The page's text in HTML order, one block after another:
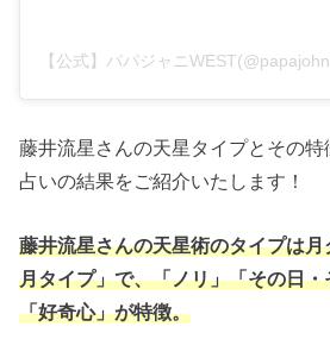
藤井流星さんの天星タイプとその
占いの結果をご紹介いたします！
藤井流星さんの天星術のタイプは
月タイプ」で、「ノリ」「その日
「好奇心」が特徴。